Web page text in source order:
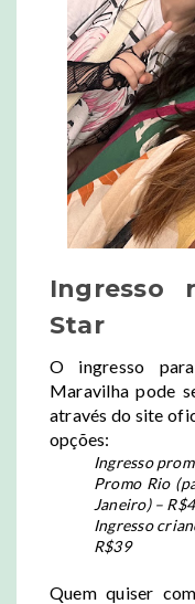
Ingresso
Star
O ingresso
Maravilha pode
através do site
opções:
Ingresso
Promo Rio
Janeiro) –
Ingresso
R$39
Quem quiser